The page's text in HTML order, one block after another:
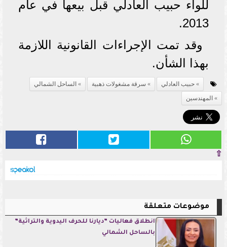
للواء حبيب العادلي قبل بيعها في عام
2013.
وقد تمت الإجراءات القانونية اللازمة
بهذا الشأن.
حبيب العادلي سرقة مشغولات ذهبية
الساحل الشمالي
المهندسين
⇧
موضوعات متعلقة
انطلاق فعاليات ”ديارنا للحرف اليدوية والتراثية”
بالساحل الشمالي